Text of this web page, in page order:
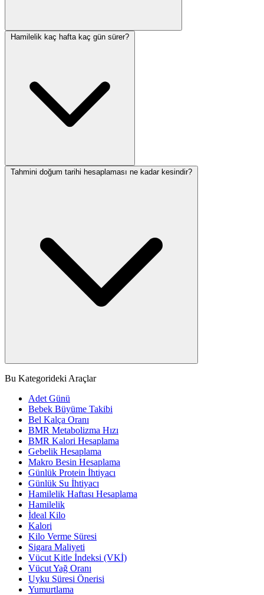
Hamilelik kaç hafta kaç gün sürer?
Tahmini doğum tarihi hesaplaması ne kadar kesindir?
Bu Kategorideki Araçlar
Adet Günü
Bebek Büyüme Takibi
Bel Kalça Oranı
BMR Metabolizma Hızı
BMR Kalori Hesaplama
Gebelik Hesaplama
Makro Besin Hesaplama
Günlük Protein İhtiyacı
Günlük Su İhtiyacı
Hamilelik Haftası Hesaplama
Hamilelik
İdeal Kilo
Kalori
Kilo Verme Süresi
Sigara Maliyeti
Vücut Kitle İndeksi (VKİ)
Vücut Yağ Oranı
Uyku Süresi Önerisi
Yumurtlama